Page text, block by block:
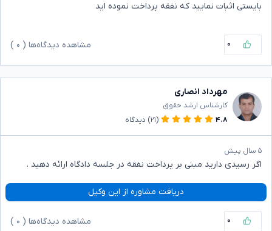
بایستی اثبات نمایید که نفقه پرداخت نموده اید
۰ مشاهده دیدگاه‌ها ( ۰
مهرداد انصاری
کارشناس ارشد حقوق
۴.۸
(۲۱) دیدگاه
۵ سال پیش
اگر رسیدی دارید مبنی بر پرداخت نفقه در جلسه دادگاه ارائه دهید .
دریافت مشاوره از این وکیل
۰ مشاهده دیدگاه‌ها ( ۰